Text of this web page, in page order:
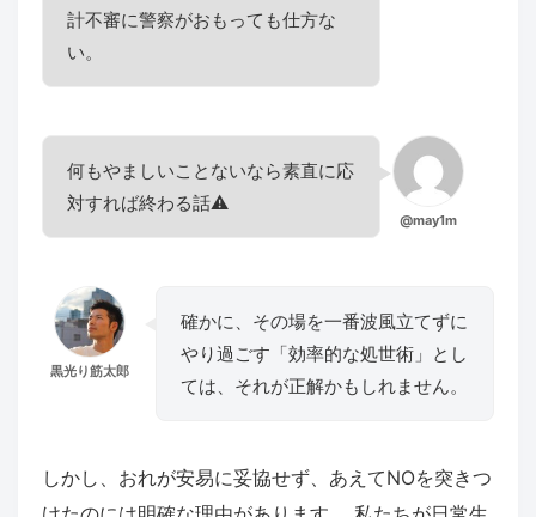
計不審に警察がおもっても仕方な
い。
@may1m
何もやましいことないなら素直に応
対すれば終わる話⚠
黒光り筋太郎
確かに、その場を一番波風立てずに
やり過ごす「効率的な処世術」とし
ては、それが正解かもしれません。
しかし、おれが安易に妥協せず、あえてNOを突きつ